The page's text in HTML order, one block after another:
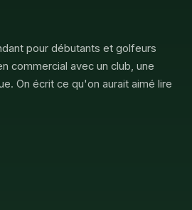
pour débutants et golfeurs
commercial avec un club, une
On écrit ce qu'on aurait aimé lire